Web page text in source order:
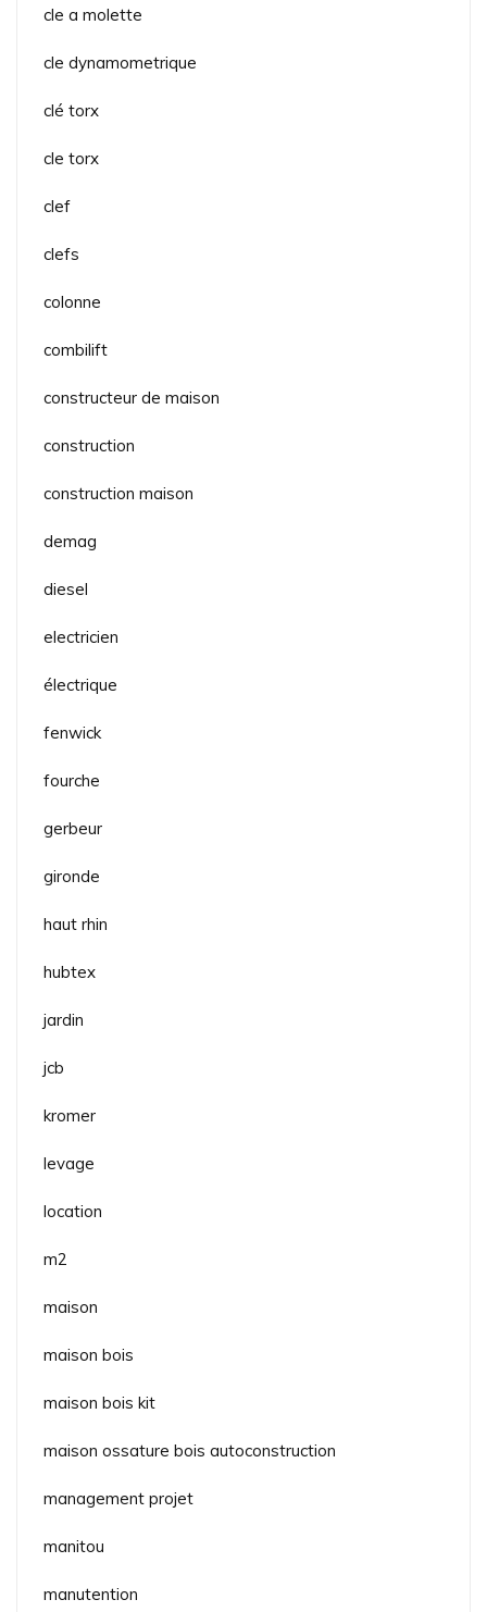
cle a molette
cle dynamometrique
clé torx
cle torx
clef
clefs
colonne
combilift
constructeur de maison
construction
construction maison
demag
diesel
electricien
électrique
fenwick
fourche
gerbeur
gironde
haut rhin
hubtex
jardin
jcb
kromer
levage
location
m2
maison
maison bois
maison bois kit
maison ossature bois autoconstruction
management projet
manitou
manutention